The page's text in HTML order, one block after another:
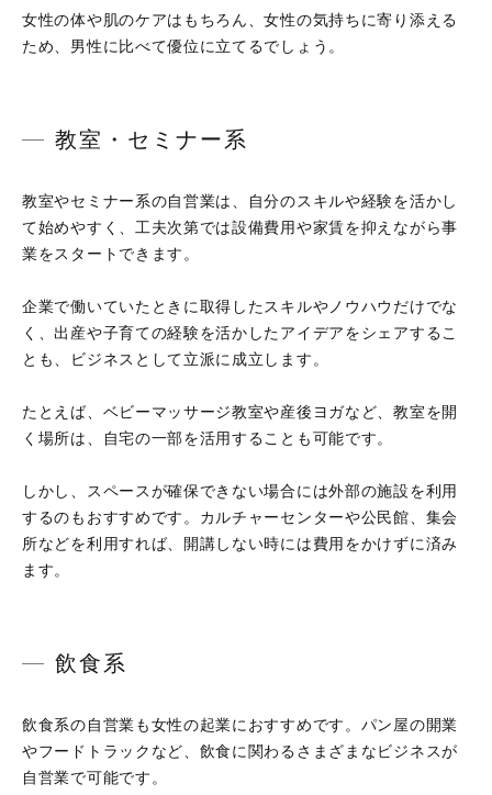
女性の体や肌のケアはもちろん、女性の気持ちに寄り添える
ため、男性に比べて優位に立てるでしょう。
教室・セミナー系
教室やセミナー系の自営業は、自分のスキルや経験を活かし
て始めやすく、工夫次第では設備費用や家賃を抑えながら事
業をスタートできます。
企業で働いていたときに取得したスキルやノウハウだけでな
く、出産や子育ての経験を活かしたアイデアをシェアするこ
とも、ビジネスとして立派に成立します。
たとえば、ベビーマッサージ教室や産後ヨガなど、教室を開
く場所は、自宅の一部を活用することも可能です。
しかし、スペースが確保できない場合には外部の施設を利用
するのもおすすめです。カルチャーセンターや公民館、集会
所などを利用すれば、開講しない時には費用をかけずに済み
ます。
飲食系
飲食系の自営業も女性の起業におすすめです。パン屋の開業
やフードトラックなど、飲食に関わるさまざまなビジネスが
自営業で可能です。